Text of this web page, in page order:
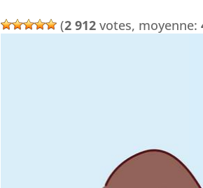
(2 912 votes, moyenne: